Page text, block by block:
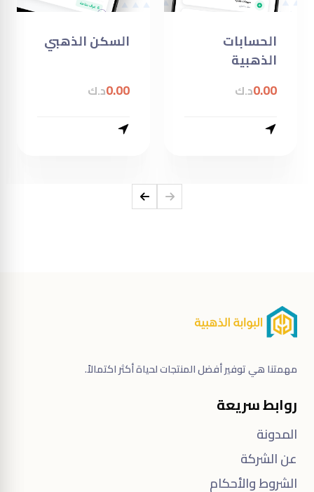
الحسابات
الذهبية
0.00د.ك
السكن الذهبي
0.00د.ك
مهمتنا هي توفير أفضل المنتجات لحياة أكثر اكتمالاً.
روابط سريعة
المدونة
عن الشركة
الشروط والأحكام